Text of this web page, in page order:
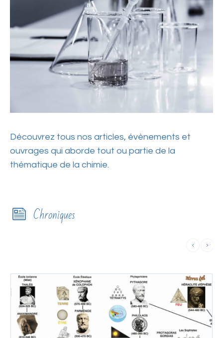
Découvrez tous nos articles, évènements et
ouvrages qui aborde tout ou partie de la
thématique de la chimie.
Chroniques